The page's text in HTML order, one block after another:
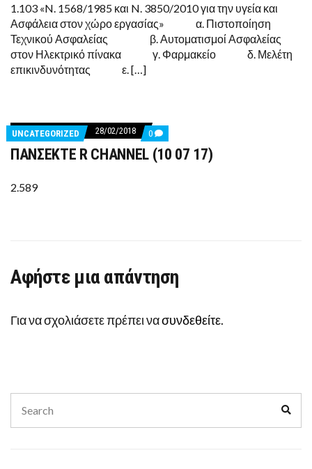
ΓΙΑ
ΤΗΝ
ΥΓΕΊΑ
ΚΑΙ
ΑΣΦΆΛΕΙΑ
ΣΤΟΝ
1.103 «N. 1568/1985 και N. 3850/2010 για την υγεία και
Ασφάλεια στον χώρο εργασίας» α. Πιστοποίηση
Τεχνικού Ασφαλείας β. Αυτοματισμοί Ασφαλείας
στον Ηλεκτρικό πίνακα γ. Φαρμακείο δ. Μελέτη
επικινδυνότητας ε. […]
UNCATEGORIZED 28/02/2018 0 COMMENTS
ON
ΠΑΝΣΕΚΤΕ
R
ΠΑΝΣΕΚΤΕ R CHANNEL (10 07 17)
2.589
Αφήστε μια απάντηση
Για να σχολιάσετε πρέπει νασυνδεθείτε.
for: